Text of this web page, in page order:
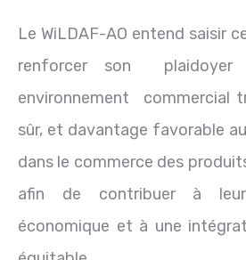
Le WiLDAF-AO entend saisir
renforcer son plaidoyer
environnement commercial
sûr, et davantage favorable
dans le commerce des
afin de contribuer à leur
économique et à une